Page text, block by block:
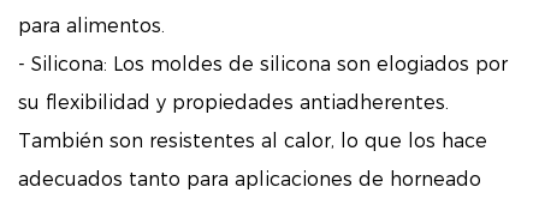
para alimentos.
- Silicona: Los moldes de silicona son elogiados por
su flexibilidad y propiedades antiadherentes.
También son resistentes al calor, lo que los hace
adecuados tanto para aplicaciones de horneado